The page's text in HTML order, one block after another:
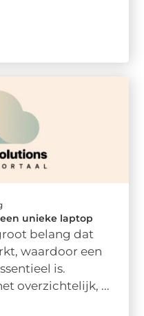
unieke laptop
belang dat
waardoor een
is.
overzichtelijk, ...